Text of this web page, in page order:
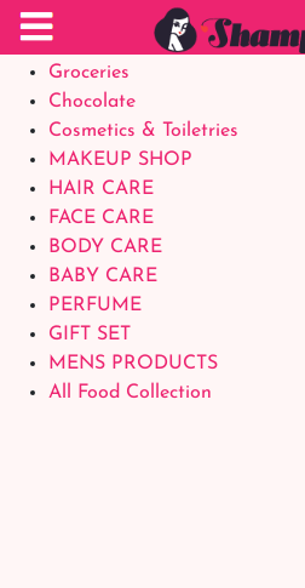
Food Supplements
Baby Foods
Groceries
Chocolate
Cosmetics & Toiletries
MAKEUP SHOP
HAIR CARE
FACE CARE
BODY CARE
BABY CARE
PERFUME
GIFT SET
MENS PRODUCTS
All Food Collection